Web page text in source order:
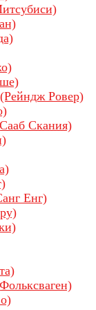
Ровер)
Скания)
Енг)